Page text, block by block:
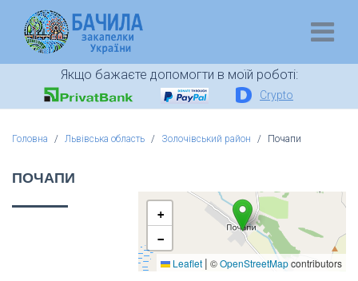
Якщо бажаєте допомогти в моїй роботі:
Crypto
Головна Львівська область Золочівський район Почапи
ПОЧАПИ
+
−
Leaflet | ©OpenStreetMapcontributors